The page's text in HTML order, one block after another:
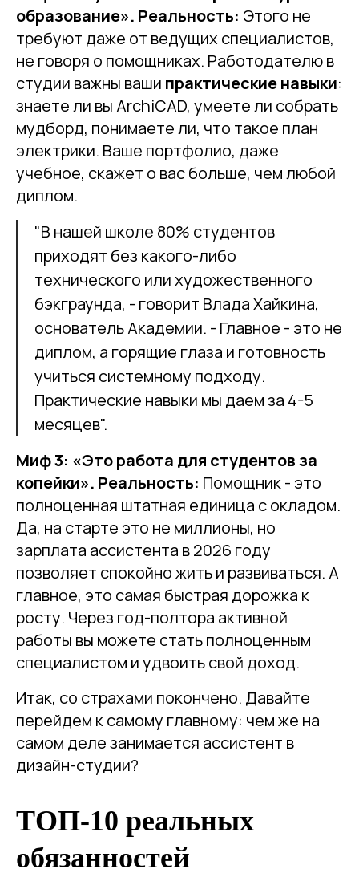
образование». Реальность: Этого не
требуют даже от ведущих специалистов,
не говоря о помощниках. Работодателю в
студии важны ваши практические навыки:
знаете ли вы ArchiCAD, умеете ли собрать
мудборд, понимаете ли, что такое план
электрики. Ваше портфолио, даже
учебное, скажет о вас больше, чем любой
диплом.
"В нашей школе 80% студентов
приходят без какого-либо
технического или художественного
бэкграунда, - говорит Влада Хайкина,
основатель Академии. - Главное - это не
диплом, а горящие глаза и готовность
учиться системному подходу.
Практические навыки мы даем за 4-5
месяцев".
Миф 3: «Это работа для студентов за
копейки». Реальность: Помощник - это
полноценная штатная единица с окладом.
Да, на старте это не миллионы, но
зарплата ассистента в 2026 году
позволяет спокойно жить и развиваться. А
главное, это самая быстрая дорожка к
росту. Через год-полтора активной
работы вы можете стать полноценным
специалистом и удвоить свой доход.
Итак, со страхами покончено. Давайте
перейдем к самому главному: чем же на
самом деле занимается ассистент в
дизайн-студии?
ТОП-10 реальных
обязанностей